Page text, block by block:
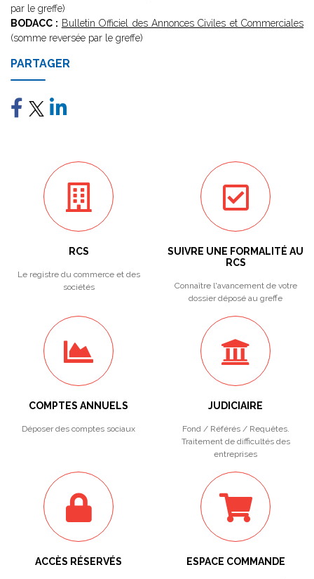
par le greffe)
BODACC : Bulletin Officiel des Annonces Civiles et Commerciales
(somme reversée par le greffe)
PARTAGER
RCS
Le registre du commerce et des
sociétés
SUIVRE UNE FORMALITÉ AU
RCS
Connaître l'avancement de votre
dossier déposé au greffe
COMPTES ANNUELS
Déposer des comptes sociaux
JUDICIAIRE
Fond / Référés / Requêtes.
Traitement de difficultés des
entreprises
ACCÈS RÉSERVÉS ESPACE COMMANDE